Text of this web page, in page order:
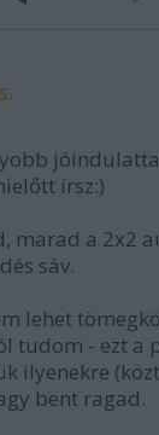
írsz:)
marad a 2x2
sáv.
lehet
tudom - ezt a
ilyenekre
bent ragad.